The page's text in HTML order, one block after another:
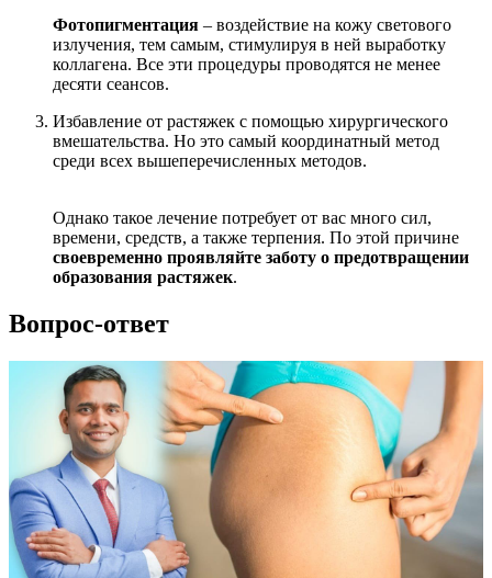
Фотопигментация – воздействие на кожу светового
излучения, тем самым, стимулируя в ней выработку
коллагена. Все эти процедуры проводятся не менее
десяти сеансов.
Избавление от растяжек с помощью хирургического
вмешательства. Но это самый координатный метод
среди всех вышеперечисленных методов.
Однако такое лечение потребует от вас много сил,
времени, средств, а также терпения. По этой причине
своевременно проявляйте заботу о предотвращении
образования растяжек.
Вопрос-ответ